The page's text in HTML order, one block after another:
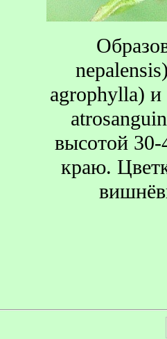
agrophylla) и
высотой 30-
краю.